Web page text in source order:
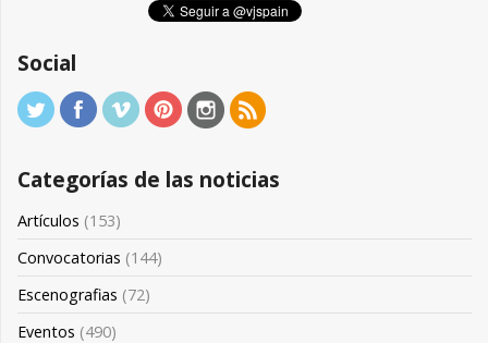
Social
Categorías de las noticias
Artículos (153)
Convocatorias (144)
Escenografias (72)
Eventos (490)